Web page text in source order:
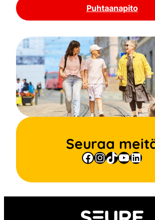
Puhtaanapito
Seuraa
Facebook
Instagram
TikTok